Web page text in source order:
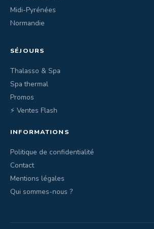
Midi-Pyrénées
Normandie
SÉJOURS
Thalasso & Spa
Spa thermal
Promos
⚡ Ventes Flash
INFORMATIONS
Politique de confidentialité
Contact
Mentions légales
Qui sommes-nous ?